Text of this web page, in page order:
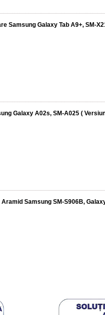
Samsung Galaxy Tab A9+, SM-
Galaxy A02s, SM-A025 (
Samsung SM-S906B,